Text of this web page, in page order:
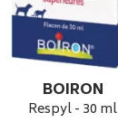
BOIRON
Respyl - 30 ml